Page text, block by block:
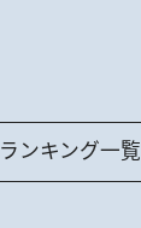
ランキング一覧